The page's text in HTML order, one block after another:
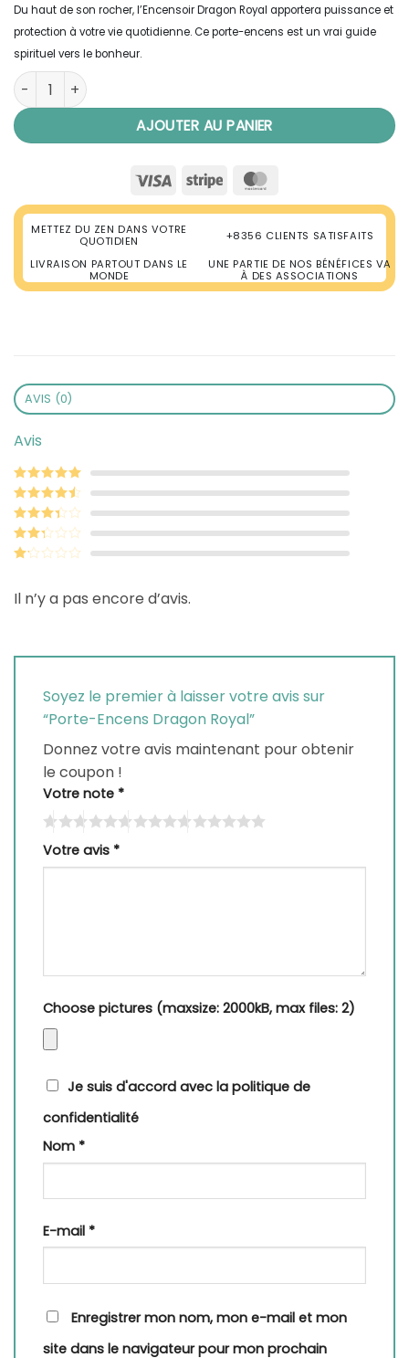
Du haut de son rocher, l’Encensoir Dragon Royal apportera puissance et
protection à votre vie quotidienne. Ce porte-encens est un vrai guide
spirituel vers le bonheur.
quantité de Porte-Encens Dragon Royal
AJOUTER AU PANIER
Visa Stripe
METTEZ DU ZEN DANS VOTRE
QUOTIDIEN
+8356 CLIENTS SATISFAITS
LIVRAISON PARTOUT DANS LE
MONDE
UNE PARTIE DE NOS BÉNÉFICES VA
À DES ASSOCIATIONS
AVIS (0)
Avis
Note5sur 5
Note4sur
5
Note3
sur 5
Note
sur
Il n’y a pas encore d’avis.
Soyez le premier à laisser votre avis sur
“Porte-Encens Dragon Royal”
Donnez votre avis maintenant pour obtenir
le coupon !
Votre note *
Votre avis *
Choose pictures (maxsize: 2000kB, max files: 2)
Je suis d'accord avec la politique de
confidentialité
Nom *
E-mail *
Enregistrer mon nom, mon e-mail et mon
site dans le navigateur pour mon prochain